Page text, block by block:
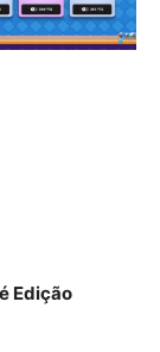
Edição